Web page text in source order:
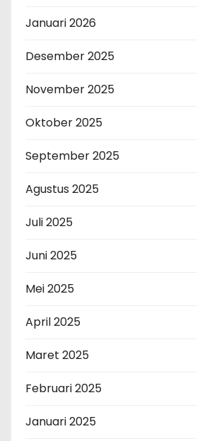
Januari 2026
Desember 2025
November 2025
Oktober 2025
September 2025
Agustus 2025
Juli 2025
Juni 2025
Mei 2025
April 2025
Maret 2025
Februari 2025
Januari 2025